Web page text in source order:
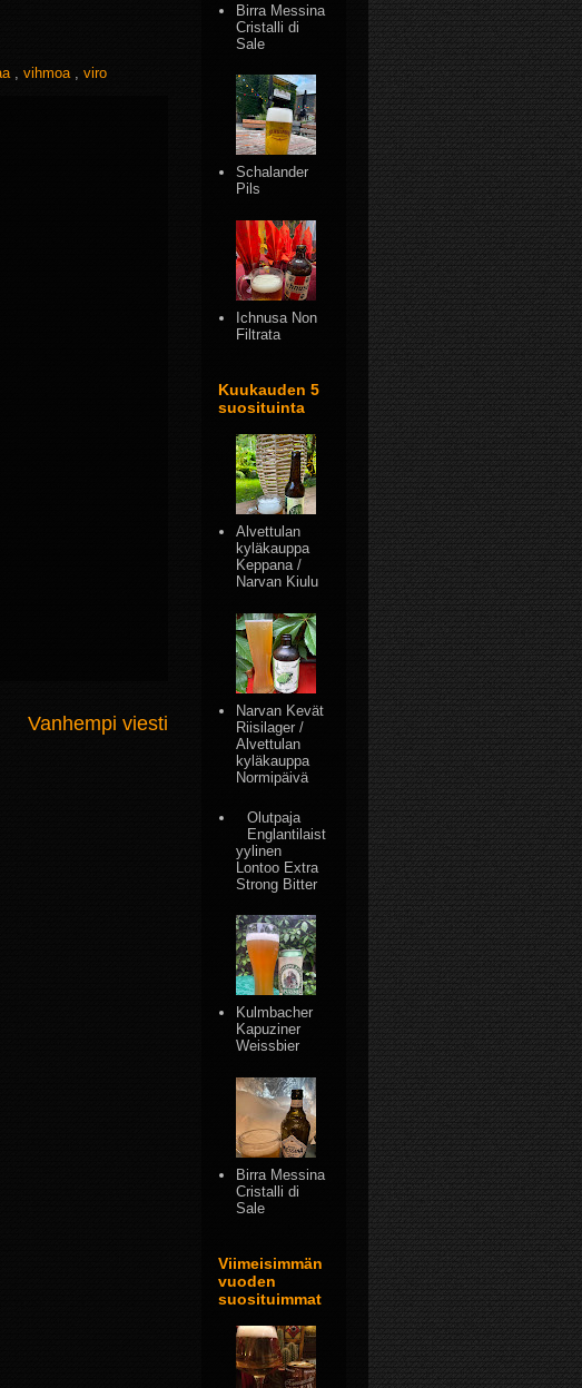
vihmoa viro
Vanhempi viesti
Birra Messina
Cristalli di
Sale
Schalander
Pils
Ichnusa Non
Filtrata
Kuukauden 5
suosituinta
Alvettulan
kyläkauppa
Keppana /
Narvan Kiulu
Narvan Kevät
Riisilager /
Alvettulan
kyläkauppa
Normipäivä
Olutpaja
Englantilaist
yylinen
Lontoo Extra
Strong Bitter
Kulmbacher
Kapuziner
Weissbier
Birra Messina
Cristalli di
Sale
Viimeisimmän
vuoden
suosituimmat